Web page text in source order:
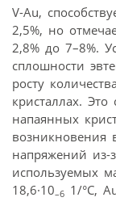
V-Au,
2,5%, но
2,8% до 7–8%.
сплошности
росту
кристаллах.
напаянных
возникновения
напряжений из-
используемых
18,6·10–6 1/°С,